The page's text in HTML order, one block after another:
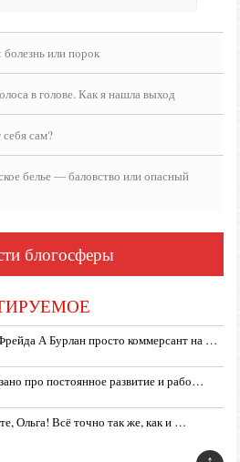
или порок
в голове. Как я нашла выход
сам?
белье — баловство или опасный
блогосферы
А Бурлан просто коммерсант на …
про постоянное развитие и рабо…
Ольга! Всё точно так же, как и …